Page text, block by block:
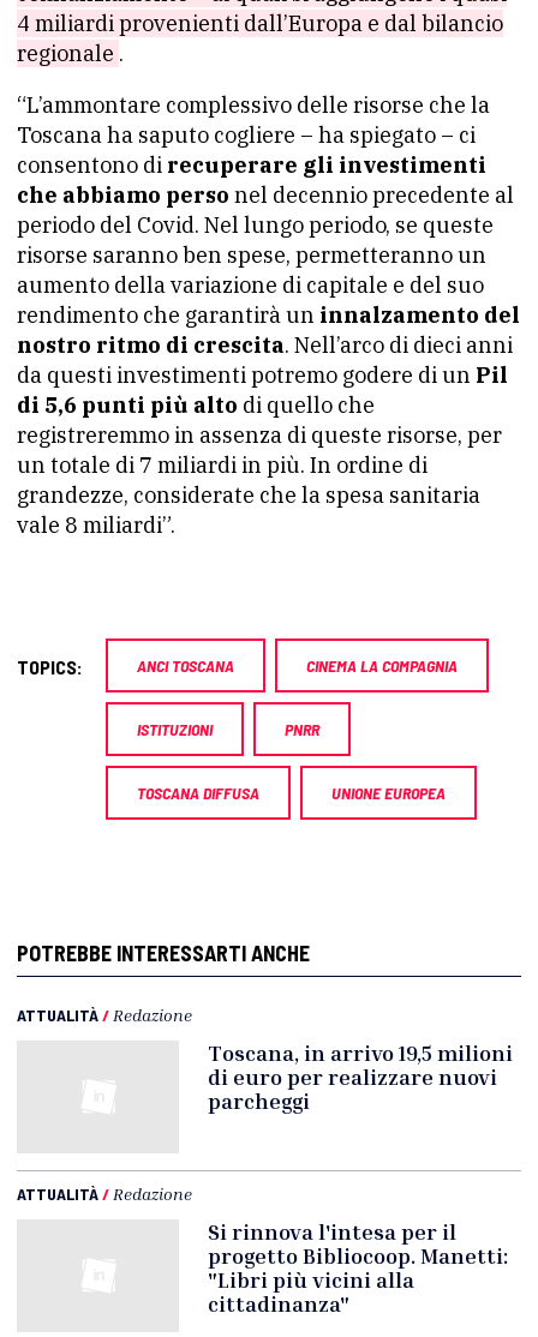
4 miliardi provenienti dall’Europa e dal bilancio
regionale .
“L’ammontare complessivo delle risorse che la
Toscana ha saputo cogliere – ha spiegato – ci
consentono di recuperare gli investimenti
che abbiamo perso nel decennio precedente al
periodo del Covid. Nel lungo periodo, se queste
risorse saranno ben spese, permetteranno un
aumento della variazione di capitale e del suo
rendimento che garantirà un innalzamento del
nostro ritmo di crescita. Nell’arco di dieci anni
da questi investimenti potremo godere di un Pil
di 5,6 punti più alto di quello che
registreremmo in assenza di queste risorse, per
un totale di 7 miliardi in più. In ordine di
grandezze, considerate che la spesa sanitaria
vale 8 miliardi”.
TOPICS: ANCI TOSCANA CINEMA LA COMPAGNIA
ISTITUZIONI PNRR
TOSCANA DIFFUSA UNIONE EUROPEA
POTREBBE INTERESSARTI ANCHE
ATTUALITÀ/ Redazione
Toscana, in arrivo 19,5 milioni
di euro per realizzare nuovi
parcheggi
ATTUALITÀ/ Redazione
Si rinnova l'intesa per il
progetto Bibliocoop. Manetti:
"Libri più vicini alla
cittadinanza"